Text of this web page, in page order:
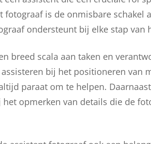
fotograaf is de onmisbare schakel
ondersteunt bij elke stap van
breed scala aan taken en
bij het positioneren van
paraat om te helpen.
opmerken van details die de